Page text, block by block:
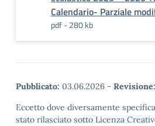
Calendario- Parziale
pdf - 280 kb
Pubblicato: 03.06.2026 - Revisione:
Eccetto dove diversamente
stato rilasciato sotto Licenza